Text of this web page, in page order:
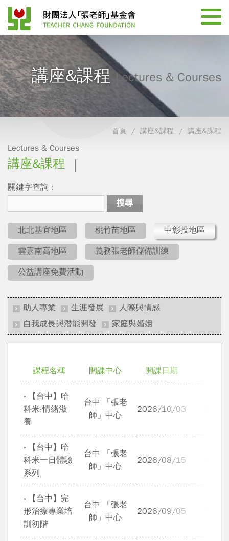
講座&課程 Lectures & Courses
首頁 講座&課程 講座&課程
Lectures & Courses
講座&課程
關鍵字查詢：
搜尋
北北基宜地區 桃竹苗地區 中彰投地區
雲嘉南高地區 義務張老師儲備訓練
公益講座免費活動
助人專業 生涯發展
人際與情感
自我成長與潛能開發
家庭與婚姻
課程名稱 開課中心 開課日期
‧ 【台中】哈
科米-情緒滋
養
台中 「張老
師」中心
2026/10/03
‧ 【台中】哈
科米一日體驗
系列
台中 「張老
師」中心
2026/08/15
‧ 【台中】完
形治療專業培
訓初階
台中 「張老
師」中心
2026/09/05